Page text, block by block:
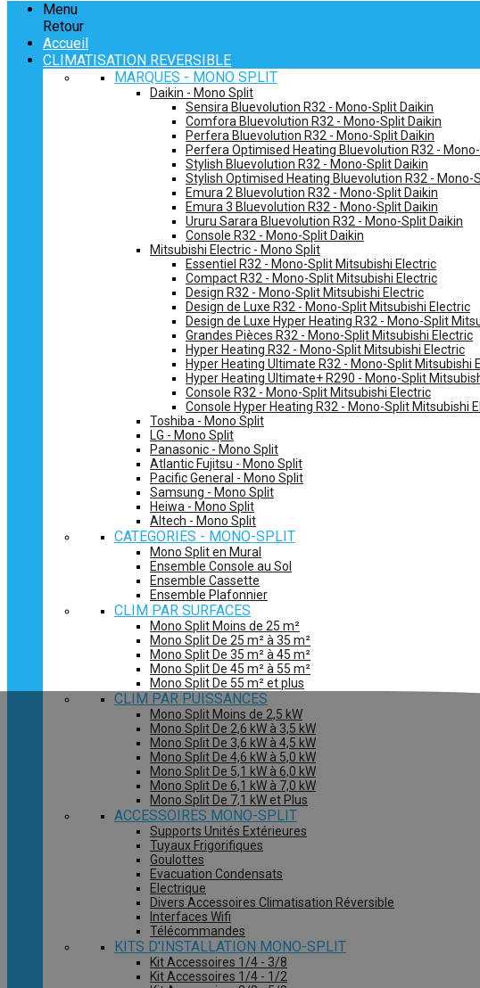
Menu
Retour
Accueil
CLIMATISATION REVERSIBLE
MARQUES - MONO SPLIT
Daikin - Mono Split
Sensira Bluevolution R32 - Mono-Split Daikin
Comfora Bluevolution R32 - Mono-Split Daikin
Perfera Bluevolution R32 - Mono-Split Daikin
Perfera Optimised Heating Bluevolution R32 -
Stylish Bluevolution R32 - Mono-Split Daikin
Stylish Optimised Heating Bluevolution R32 - Mono-
Emura 2 Bluevolution R32 - Mono-Split Daikin
Emura 3 Bluevolution R32 - Mono-Split Daikin
Ururu Sarara Bluevolution R32 - Mono-Split Daikin
Console R32 - Mono-Split Daikin
Mitsubishi Electric - Mono Split
Essentiel R32 - Mono-Split Mitsubishi Electric
Compact R32 - Mono-Split Mitsubishi Electric
Design R32 - Mono-Split Mitsubishi Electric
Design de Luxe R32 - Mono-Split Mitsubishi Electric
Design de Luxe Hyper Heating R32 - Mono-Split
Grandes Pièces R32 - Mono-Split Mitsubishi Electric
Hyper Heating R32 - Mono-Split Mitsubishi Electric
Hyper Heating Ultimate R32 - Mono-Split Mitsubishi
Hyper Heating Ultimate+ R290 - Mono-Split
Console R32 - Mono-Split Mitsubishi Electric
Console Hyper Heating R32 - Mono-Split Mitsubishi
Toshiba - Mono Split
LG - Mono Split
Panasonic - Mono Split
Atlantic Fujitsu - Mono Split
Pacific General - Mono Split
Samsung - Mono Split
Heiwa - Mono Split
Altech - Mono Split
CATEGORIES - MONO-SPLIT
Mono Split en Mural
Ensemble Console au Sol
Ensemble Cassette
Ensemble Plafonnier
CLIM PAR SURFACES
Mono Split Moins de 25 m²
Mono Split De 25 m² à 35 m²
Mono Split De 35 m² à 45 m²
Mono Split De 45 m² à 55 m²
Mono Split De 55 m² et plus
CLIM PAR PUISSANCES
Mono Split Moins de 2,5 kW
Mono Split De 2,6 kW à 3,5 kW
Mono Split De 3,6 kW à 4,5 kW
Mono Split De 4,6 kW à 5,0 kW
Mono Split De 5,1 kW à 6,0 kW
Mono Split De 6,1 kW à 7,0 kW
Mono Split De 7,1 kW et Plus
ACCESSOIRES MONO-SPLIT
Supports Unités Extérieures
Tuyaux Frigorifiques
Goulottes
Evacuation Condensats
Electrique
Divers Accessoires Climatisation Réversible
Interfaces Wifi
Télécommandes
KITS D'INSTALLATION MONO-SPLIT
Kit Accessoires 1/4 - 3/8
Kit Accessoires 1/4 - 1/2